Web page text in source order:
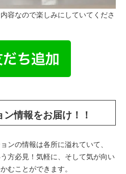
容なので楽しみにしていてくださ
情報をお届け！！
ンの情報は各所に溢れていて、
方必見！気軽に、そして気が向い
むことができます。